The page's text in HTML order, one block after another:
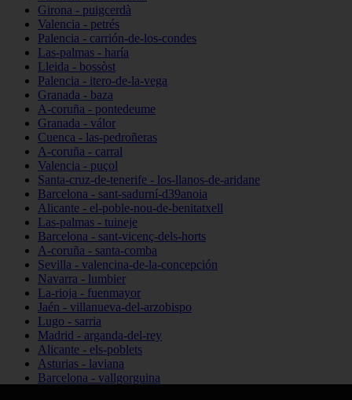
Girona - puigcerdà
Valencia - petrés
Palencia - carrión-de-los-condes
Las-palmas - haría
Lleida - bossòst
Palencia - itero-de-la-vega
Granada - baza
A-coruña - pontedeume
Granada - válor
Cuenca - las-pedroñeras
A-coruña - carral
Valencia - puçol
Santa-cruz-de-tenerife - los-llanos-de-aridane
Barcelona - sant-sadurní-d39anoia
Alicante - el-poble-nou-de-benitatxell
Las-palmas - tuineje
Barcelona - sant-vicenç-dels-horts
A-coruña - santa-comba
Sevilla - valencina-de-la-concepción
Navarra - lumbier
La-rioja - fuenmayor
Jaén - villanueva-del-arzobispo
Lugo - sarria
Madrid - arganda-del-rey
Alicante - els-poblets
Asturias - laviana
Barcelona - vallgorguina